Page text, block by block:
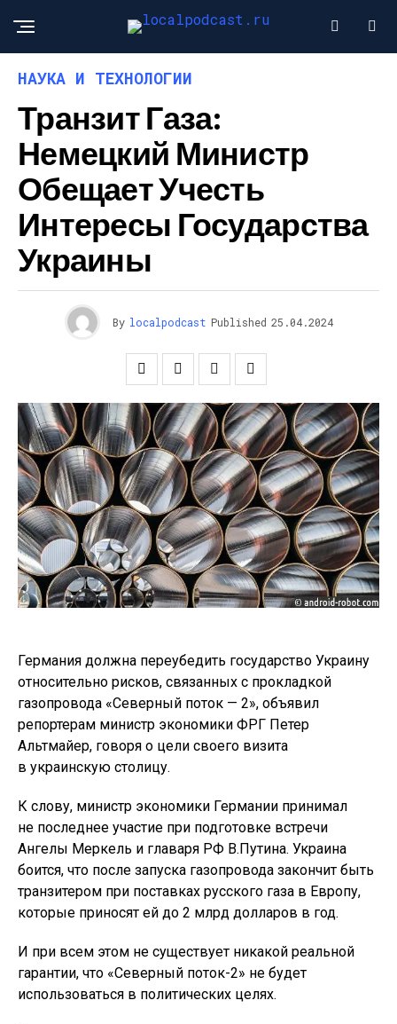
НАУКА И ТЕХНОЛОГИИ
Транзит Газа:
Немецкий Министр
Обещает Учесть
Интересы Государства
Украины
By localpodcast Published 25.04.2024
Германия должна переубедить государство Украину
относительно рисков, связанных с прокладкой
газопровода «Северный поток — 2», объявил
репортерам министр экономики ФРГ Петер
Альтмайер, говоря о цели своего визита
в украинскую столицу.
К слову, министр экономики Германии принимал
не последнее участие при подготовке встречи
Ангелы Меркель и главаря РФ В.Путина. Украина
боится, что после запуска газопровода закончит быть
транзитером при поставках русского газа в Европу,
которые приносят ей до 2 млрд долларов в год.
И при всем этом не существует никакой реальной
гарантии, что «Северный поток-2» не будет
использоваться в политических целях.